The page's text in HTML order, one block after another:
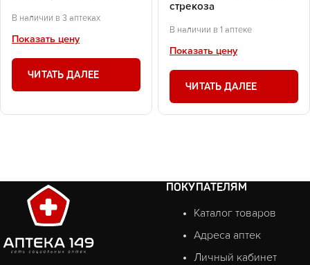
В наличии в 3 аптеках
Показать цену
ЧИТАТЬ ДАЛЕЕ
стрекоза
В наличии в 1 аптеке
Показать цену
ЧИТАТЬ ДАЛЕЕ
ПОКУПАТЕЛЯМ
Каталог товаров
Адреса аптек
Личный кабинет